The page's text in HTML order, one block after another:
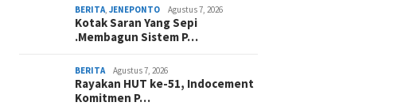
BERITA,JENEPONTO Agustus 7, 2026
Kotak Saran Yang Sepi
.Membagun Sistem P…
BERITA Agustus 7, 2026
Rayakan HUT ke-51, Indocement
Komitmen P…